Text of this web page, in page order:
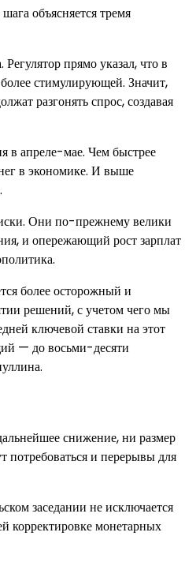
объясняется тремя
прямо указал, что в
стимулирующей. Значит,
разгонять спрос, создавая
в апреле-мае. Чем быстрее
в экономике. И выше
Они по-прежнему велики
и опережающий рост зарплат
более осторожный и
решений, с учетом чего мы
ключевой ставки на этот
— до восьми-десяти
снижение, ни размер
потребоваться и перерывы для
заседании не исключается
корректировке монетарных